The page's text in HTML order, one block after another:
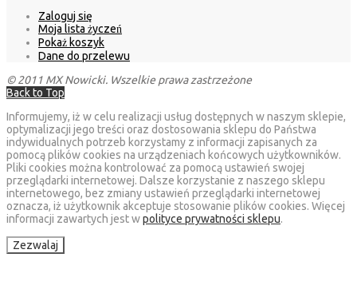
Zaloguj się
Moja lista życzeń
Pokaż koszyk
Dane do przelewu
© 2011 MX Nowicki. Wszelkie prawa zastrzeżone
Back to Top
Informujemy, iż w celu realizacji usług dostępnych w naszym sklepie,
optymalizacji jego treści oraz dostosowania sklepu do Państwa
indywidualnych potrzeb korzystamy z informacji zapisanych za
pomocą plików cookies na urządzeniach końcowych użytkowników.
Pliki cookies można kontrolować za pomocą ustawień swojej
przeglądarki internetowej. Dalsze korzystanie z naszego sklepu
internetowego, bez zmiany ustawień przeglądarki internetowej
oznacza, iż użytkownik akceptuje stosowanie plików cookies. Więcej
informacji zawartych jest wpolityce prywatności sklepu.
Zezwalaj